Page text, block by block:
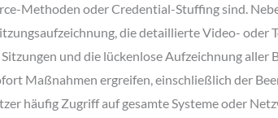
Methoden oder Credential-Stuffing sind.
die detaillierte Video-
und die lückenlose Aufzeichnung
Maßnahmen ergreifen, einschließlich der
häufig Zugriff auf gesamte Systeme oder